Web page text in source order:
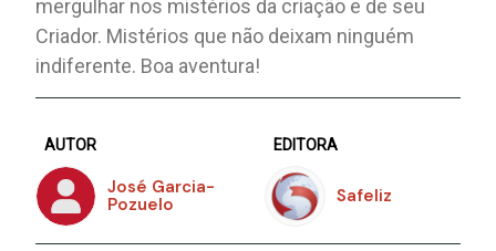
mergulhar nos mistérios da criação e de seu
Criador. Mistérios que não deixam ninguém
indiferente. Boa aventura!
AUTOR
José Garcia-
Pozuelo
EDITORA
Safeliz